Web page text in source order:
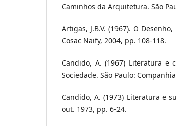
Caminhos da Arquitetura. São
Artigas, J.B.V. (1967). O
Cosac Naify, 2004, pp. 108-118.
Candido, A. (1967) Literatura
Sociedade. São Paulo:
Candido, A. (1973) Literatura e
out. 1973, pp. 6-24.